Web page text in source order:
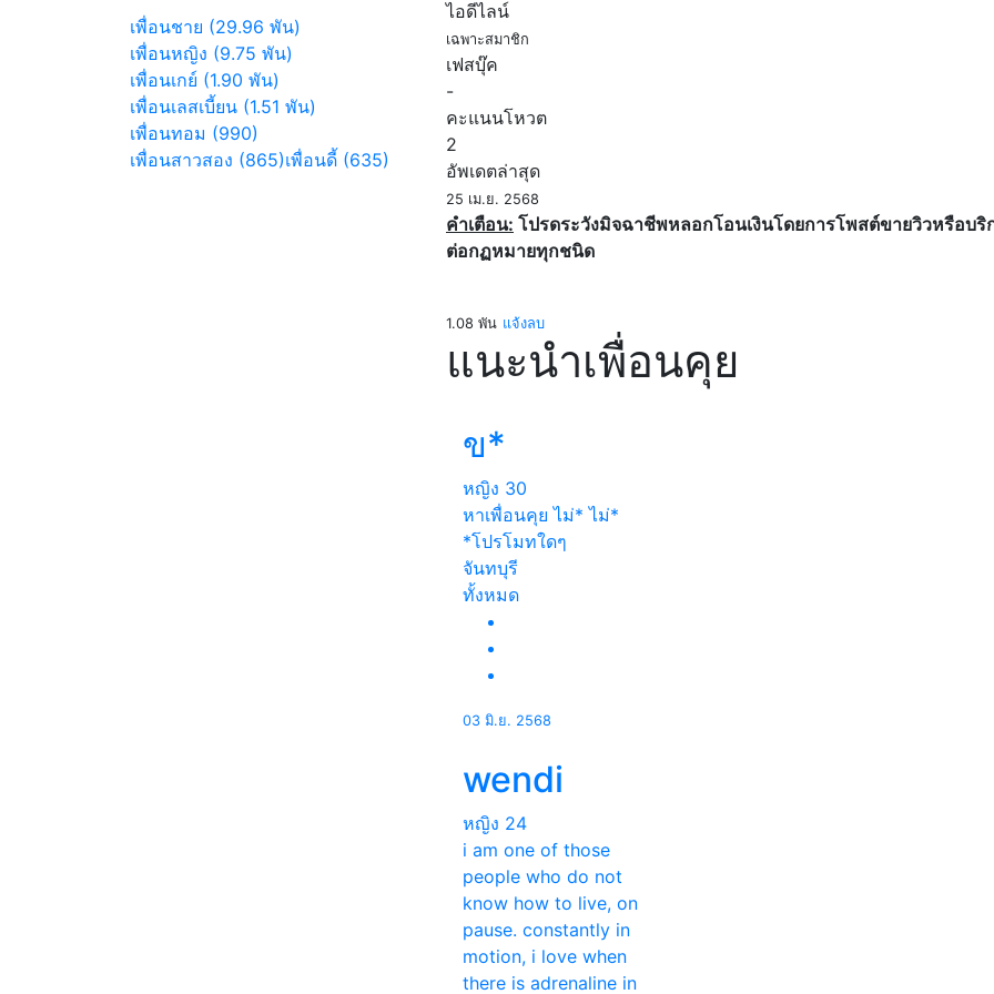
เพื่อนชาย (29.96 พัน)
เพื่อนหญิง (9.75 พัน)
เพื่อนเกย์ (1.90 พัน)
เพื่อนเลสเบี้ยน (1.51 พัน)
เพื่อนทอม (990)
เพื่อนสาวสอง (865)เพื่อนดี้ (635)
ไอดีไลน์
เฉพาะสมาชิก
เฟสบุ๊ค
-
คะแนนโหวต
2
อัพเดตล่าสุด
25 เม.ย. 2568
คำเตือน: โปรดระวังมิจฉาชีพหลอกโอนเงินโดยการโพสต์ขายวิวหรือบ
ต่อกฏหมายทุกชนิด
1.08 พัน แจ้งลบ
แนะนำเพื่อนคุย
ข*
หญิง 30
หาเพื่อนคุย ไม่* ไม่*
*โปรโมทใดๆ
จันทบุรี
ทั้งหมด
03 มิ.ย. 2568
wendi
หญิง 24
i am one of those
people who do not
know how to live, on
pause. constantly in
motion, i love when
there is adrenaline in